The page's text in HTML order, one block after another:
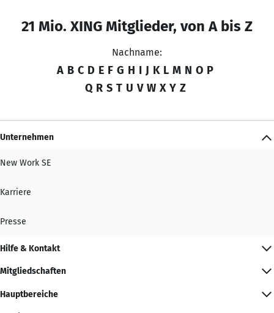
21 Mio. XING Mitglieder, von A bis Z
Nachname:
A B C D E F G H I J K L M N O P
Q R S T U V W X Y Z
Unternehmen
New Work SE
Karriere
Presse
Hilfe & Kontakt
Mitgliedschaften
Hauptbereiche